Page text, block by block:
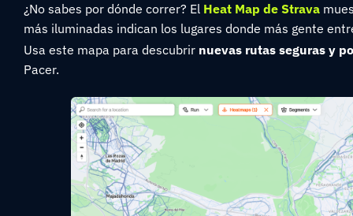
¿No sabes por dónde correr? El Heat Map de Strava
más iluminadas indican los lugares donde más gente
Usa este mapa para descubrir nuevas rutas seguras y
Pacer.